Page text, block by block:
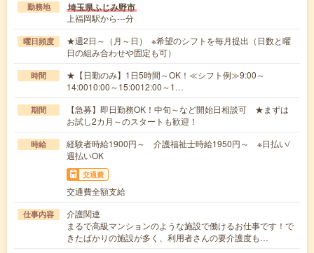
勤務地 埼玉県ふじみ野市
上福岡駅から---分
曜日頻度
★週2日～（月～日） ※希望のシフトを毎月提出（日数と曜
日の組み合わせや固定も可）
時間
★【日勤のみ】1日5時間～OK！≪シフト例≫9:00～
14:0010:00～15:0012:00～1…
期間
【急募】即日勤務OK！中旬～など開始日相談可 ★まずは
お試し2カ月～のスタートも歓迎！
時給
経験者時給1900円～ 介護福祉士時給1950円～ ※日払い/
週払いOK
交通費
交通費全額支給
仕事内容
介護関連
まるで高級マンションのような施設で働けるお仕事です！で
きたばかりの施設が多く、利用者さんの要介護度も…